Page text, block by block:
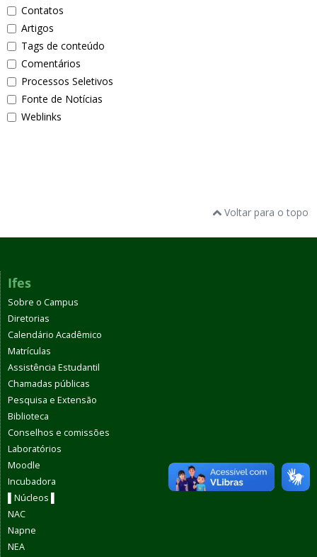
Contatos
Artigos
Tags de conteúdo
Comentários
Processos Seletivos
Fonte de Notícias
Weblinks
Voltar para o topo
Ifes
Sobre o Campus
Diretorias
Calendário Acadêmico
Matrículas
Assistência Estudantil
Chamadas públicas
Pesquisa e Extensão
Biblioteca
Conselhos e comissões
Laboratórios
Moodle
Incubadora
▌Núcleos ▌
NAC
Napne
NEA